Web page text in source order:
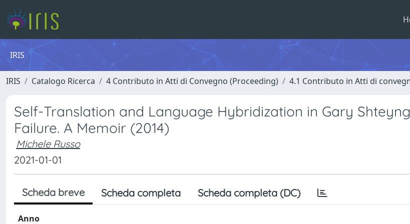
IRIS
IRIS Catalogo Ricerca 4 Contributo in Atti di Convegno (Proceeding) 4.1 Contributo in Atti di
Self-Translation and Language Hybridization in Gary
Failure. A Memoir (2014)
Michele Russo
2021-01-01
Scheda breve Scheda completa Scheda completa (DC)
Anno